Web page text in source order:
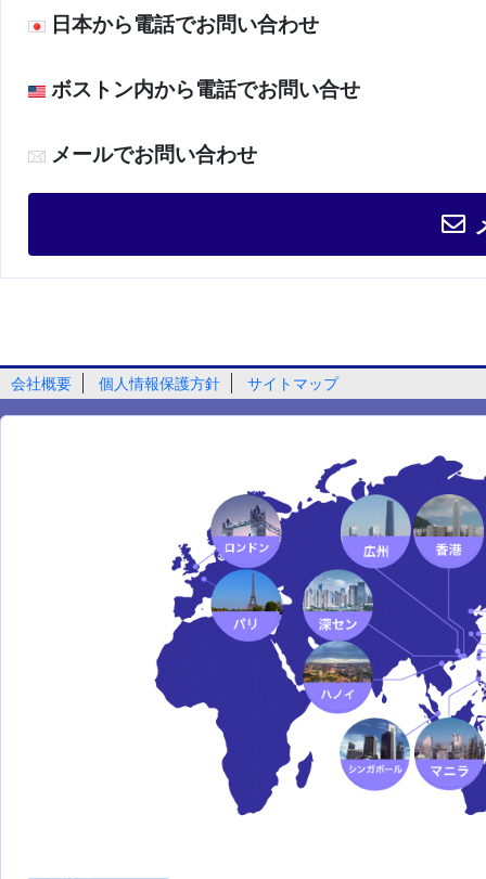
日本から電話でお問い合わせ
ボストン内から電話でお問い合せ
メールでお問い合わせ
会社概要 個人情報保護方針 サイトマップ